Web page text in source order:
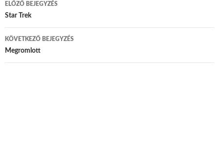
Bejegyzés navigáció
ELŐZŐ BEJEGYZÉS
Star Trek
KÖVETKEZŐ BEJEGYZÉS
Megromlott